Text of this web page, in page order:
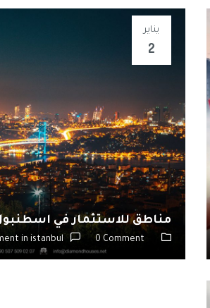
يناير
2
مناطق للاستثمار في
in istanbul 0 Comment